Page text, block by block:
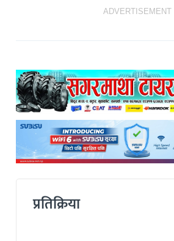
ADVERTISEMENT
प्रतिक्रिया